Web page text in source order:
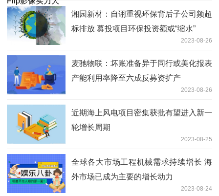
湘园新材：自诩重视环保背后子公司频超
标排放 募投项目环保投资额或“缩水”
2023-08-26
麦驰物联：坏账准备异于同行或美化报表
产能利用率降至六成反募资扩产
2023-08-26
近期海上风电项目密集获批有望进入新一
轮增长周期
2023-08-25
全球各大市场工程机械需求持续增长 海
外市场已成为主要的增长动力
2023-08-24